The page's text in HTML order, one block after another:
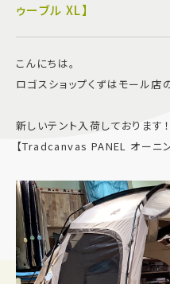
アク
よくあるご質問
サイトマップ
Follow US
ゥーブル XL】
こんにちは。
ロゴスショップくずはモール店
新しいテント入荷しております！
【Tradcanvas PANEL オーニン